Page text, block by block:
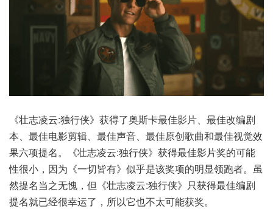
《壮志凌云:独行侠》获得了奥斯卡最佳影片、最佳改编剧
本、最佳电影剪辑、最佳声音、最佳原创歌曲和最佳视觉效
果六项提名。《壮志凌云:独行侠》获得最佳影片奖的可能
性很小，因为《一切皆有》似乎是该奖项的明显领跑者。虽
然提名当之无愧，但《壮志凌云:独行侠》只获得最佳编剧
提名就已经很幸运了，所以它也不太可能获奖。